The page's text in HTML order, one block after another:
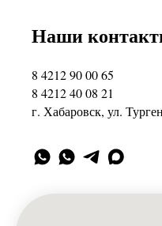
Наши
8 4212 90 00 65
8 4212 40 08 21
г. Хабаровск, ул.